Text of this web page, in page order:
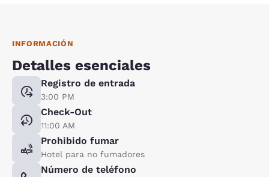
INFORMACIÓN
Detalles esenciales
Registro de entrada
3:00 PM
Check-Out
11:00 AM
Prohibido fumar
Hotel para no fumadores
Número de teléfono